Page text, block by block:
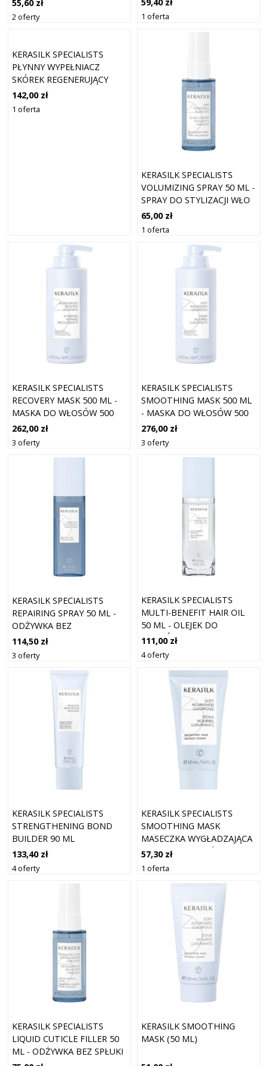
ML
55,60 zł
2 oferty
WŁOSÓW 50 ML
1 oferta
KERASILK SPECIALISTS
PŁYNNY WYPEŁNIACZ
SKÓREK REGENERUJĄCY
SPRAY DO WSZYSTKICH
RODZAJÓW WŁOSÓW 50 ML
142,00 zł
1 oferta
KERASILK SPECIALISTS
VOLUMIZING SPRAY 50 ML -
SPRAY DO STYLIZACJI WŁO
65,00 zł
1 oferta
KERASILK SPECIALISTS
RECOVERY MASK 500 ML -
MASKA DO WŁOSÓW 500
ML
262,00 zł
3 oferty
KERASILK SPECIALISTS
SMOOTHING MASK 500 ML
- MASKA DO WŁOSÓW 500
ML
276,00 zł
3 oferty
KERASILK SPECIALISTS
REPAIRING SPRAY 50 ML -
ODŻYWKA BEZ
SPŁUKIWANIA 1
114,50 zł
3 oferty
KERASILK SPECIALISTS
MULTI-BENEFIT HAIR OIL
50 ML - OLEJEK DO
WŁOSÓW 5
111,00 zł
4 oferty
KERASILK SPECIALISTS
STRENGTHENING BOND
BUILDER 90 ML
133,40 zł
4 oferty
KERASILK SPECIALISTS
SMOOTHING MASK
MASECZKA WYGŁADZAJĄCA
O DZIAŁANIU ODŻYWCZYM
50 ML
57,30 zł
1 oferta
KERASILK SPECIALISTS
LIQUID CUTICLE FILLER 50
ML - ODŻYWKA BEZ SPŁUKI
KERASILK SMOOTHING
MASK (50 ML)